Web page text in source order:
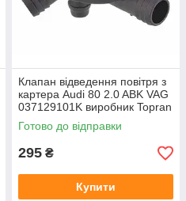
Клапан відведення повітря з
картера Audi 80 2.0 ABK VAG
037129101K виробник Topran
Німеччина
Готово до відправки
295 ₴
Купити